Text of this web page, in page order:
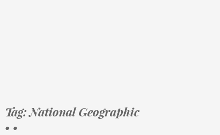
Tag: National Geographic
• •